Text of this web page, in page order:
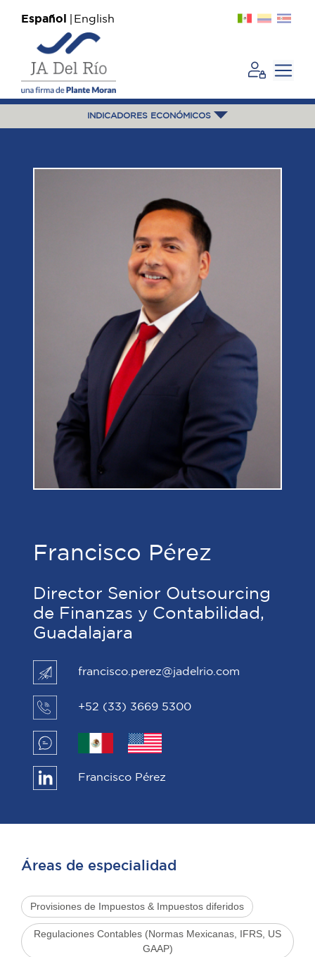
Español English
INDICADORES ECONÓMICOS
Francisco Pérez
Director Senior Outsourcing
de Finanzas y Contabilidad,
Guadalajara
francisco.perez@jadelrio.com
+52 (33) 3669 5300
Francisco Pérez
Áreas de especialidad
Provisiones de Impuestos & Impuestos diferidos
Regulaciones Contables (Normas Mexicanas, IFRS, US
GAAP)